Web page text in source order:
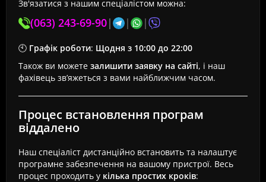
Зв'язатися з нашим спеціалістом можна:
(063) 243-69-90| | |
🕙 Графік роботи: Щодня з 10:00 до 22:00
Також ви можете залишити заявку на сайті, і наш
фахівець зв’яжеться з вами найближчим часом.
Процес встановлення програм
віддалено
Наш спеціаліст дистанційно встановить та налаштує
програмне забезпечення на вашому пристрої. Весь
процес проходить у кілька простих кроків: